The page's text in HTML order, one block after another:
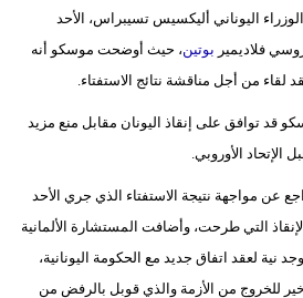
اليوناني أليكسيس تسيبراس، الأحد
فلاديمير بوتين، حيث أوضحت موسكو أنه
لقاء من أجل مناقشة نتائج الاستفتاء.
قد توافق على إنقاذ اليونان مقابل منع مزيد
الأوروبي.
عن مواجهة نتيجة الاستفتاء الذي جري الأحد
التي طرحت، وأضافت المستشارة الألمانية
نية لعقد اتفاق جديد مع الحكومة اليونانية،
للخروج من الأزمة والذي قوبل بالرفض من